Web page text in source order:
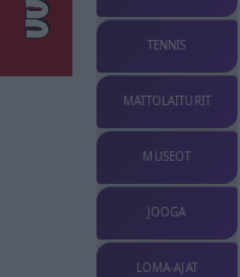
TENNIS
MATTOLAITURIT
MUSEOT
JOOGA
LOMA-AJAT